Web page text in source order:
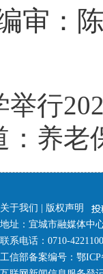
审：
举行
养老
关于我们
版权声明
地址：宜城市融媒体中
联系电话：0710-
工信部备案编号： 鄂ICP